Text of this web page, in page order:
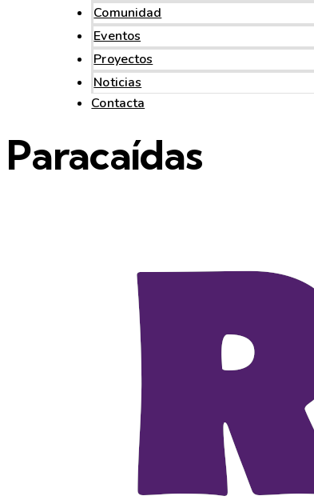
Comunidad
Eventos
Proyectos
Noticias
Contacta
Paracaídas